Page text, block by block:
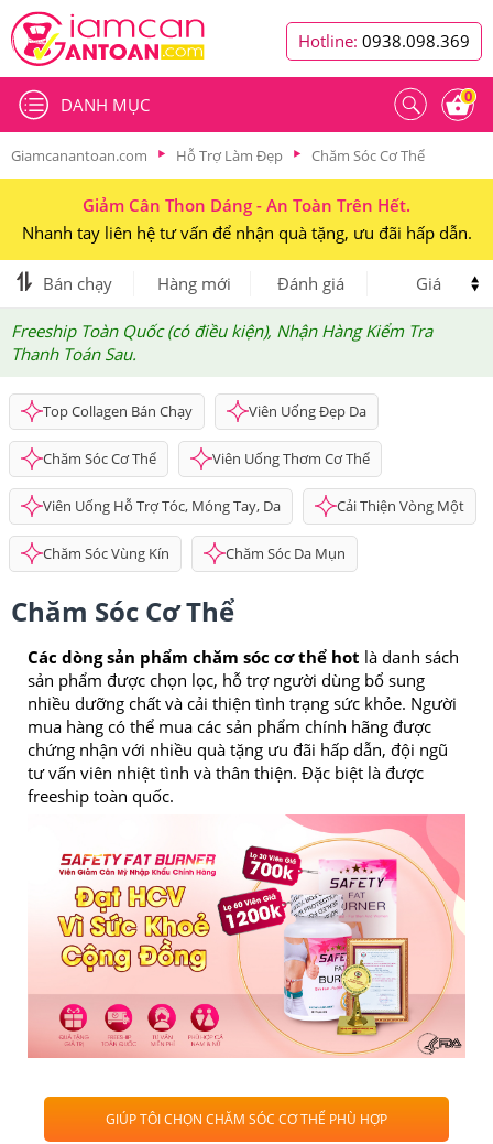
Hotline: 0938.098.369
0
DANH MỤC
Giamcanantoan.com Hỗ Trợ Làm Đẹp Chăm Sóc Cơ Thể
Giảm Cân Thon Dáng - An Toàn Trên Hết.
Nhanh tay liên hệ tư vấn để nhận quà tặng, ưu đãi hấp dẫn.
Bán chạy Hàng mới Đánh giá Giá
Freeship Toàn Quốc (có điều kiện), Nhận Hàng Kiểm Tra
Thanh Toán Sau.
Top Collagen Bán Chạy Viên Uống Đẹp Da
Chăm Sóc Cơ Thể Viên Uống Thơm Cơ Thể
Viên Uống Hỗ Trợ Tóc, Móng Tay, Da Cải Thiện Vòng Một
Chăm Sóc Vùng Kín Chăm Sóc Da Mụn
Chăm Sóc Cơ Thể
Các dòng sản phẩm chăm sóc cơ thể hot là danh sách
sản phẩm được chọn lọc, hỗ trợ người dùng bổ sung
nhiều dưỡng chất và cải thiện tình trạng sức khỏe. Người
mua hàng có thể mua các sản phẩm chính hãng được
chứng nhận với nhiều quà tặng ưu đãi hấp dẫn, đội ngũ
tư vấn viên nhiệt tình và thân thiện. Đặc biệt là được
freeship toàn quốc.
GIÚP TÔI CHỌN CHĂM SÓC CƠ THỂ PHÙ HỢP